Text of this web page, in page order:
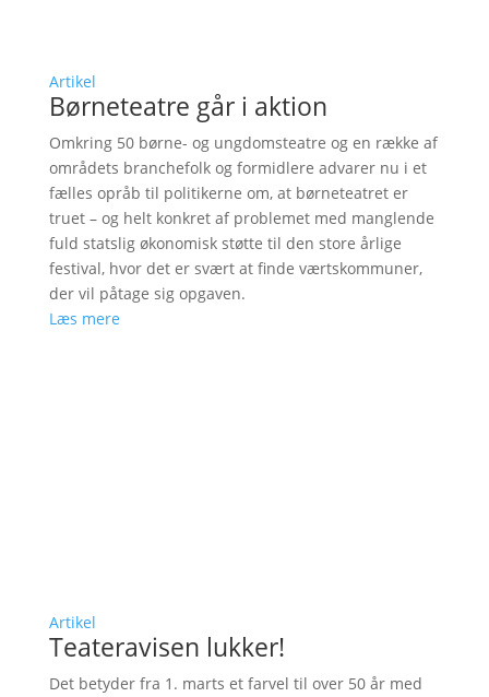
Artikel
Børneteatre går i aktion
Omkring 50 børne- og ungdomsteatre og en række af
områdets branchefolk og formidlere advarer nu i et
fælles opråb til politikerne om, at børneteatret er
truet – og helt konkret af problemet med manglende
fuld statslig økonomisk støtte til den store årlige
festival, hvor det er svært at finde værtskommuner,
der vil påtage sig opgaven.
Læs mere
Artikel
Teateravisen lukker!
Det betyder fra 1. marts et farvel til over 50 år med